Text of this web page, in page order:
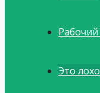
Рабочий
Это